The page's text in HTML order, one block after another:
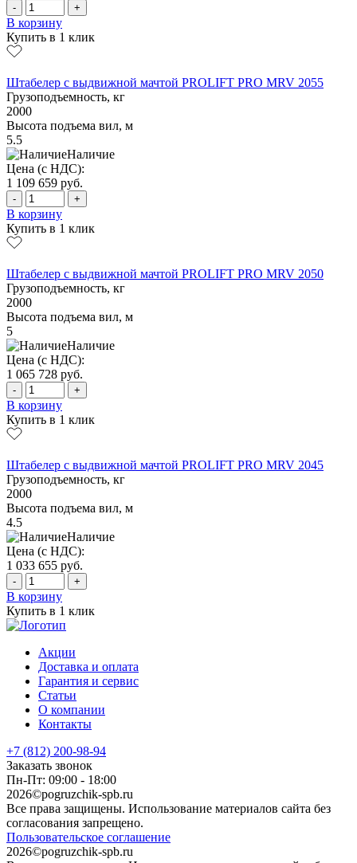
- +
В корзину
Купить в 1 клик
Штабелер с выдвижной мачтой PROLIFT PRO MRV 2055
Грузоподъемность, кг
2000
Высота подъема вил, м
5.5
Наличие
Цена (с НДС):
1 109 659 руб.
- +
В корзину
Купить в 1 клик
Штабелер с выдвижной мачтой PROLIFT PRO MRV 2050
Грузоподъемность, кг
2000
Высота подъема вил, м
5
Наличие
Цена (с НДС):
1 065 728 руб.
- +
В корзину
Купить в 1 клик
Штабелер с выдвижной мачтой PROLIFT PRO MRV 2045
Грузоподъемность, кг
2000
Высота подъема вил, м
4.5
Наличие
Цена (с НДС):
1 033 655 руб.
- +
В корзину
Купить в 1 клик
Акции
Доставка и оплата
Гарантия и сервис
Статьи
О компании
Контакты
+7 (812) 200-98-94
Заказать звонок
Пн-Пт: 09:00 - 18:00
2026©pogruzchik-spb.ru
Все права защищены. Использование материалов сайта без
согласования запрещено.
Пользовательское соглашение
2026©pogruzchik-spb.ru